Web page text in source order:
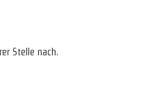
Stelle nach.